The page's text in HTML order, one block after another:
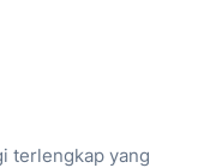
terlengkap yang